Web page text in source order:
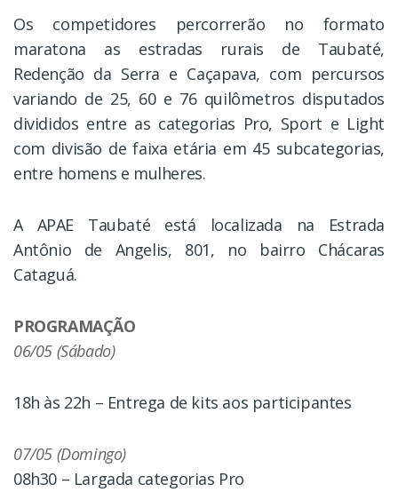
Os competidores percorrerão no formato
maratona as estradas rurais de Taubaté,
Redenção da Serra e Caçapava, com percursos
variando de 25, 60 e 76 quilômetros disputados
divididos entre as categorias Pro, Sport e Light
com divisão de faixa etária em 45 subcategorias,
entre homens e mulheres.
A APAE Taubaté está localizada na Estrada
Antônio de Angelis, 801, no bairro Chácaras
Cataguá.
PROGRAMAÇÃO
06/05 (Sábado)
18h às 22h – Entrega de kits aos participantes
07/05 (Domingo)
08h30 – Largada categorias Pro